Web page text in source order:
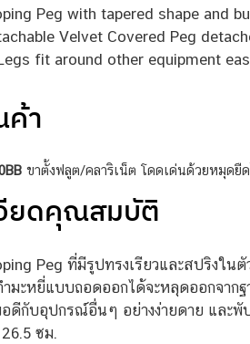
Peg with tapered shape and
Velvet Covered Peg
fit around other equipment
ค้า
ขาตั้งฟลูต/คลาริเน็ต โดดเด่นด้วยหมุดยื
อียดคุณสมบัติ
Peg ที่มีรูปทรงเรียวและสปริงใน
มะหยี่แบบถอดออกได้จะหลุดออกจากฐ
ดีกับอุปกรณ์อื่นๆ อย่างง่ายดาย และพั
ซม.